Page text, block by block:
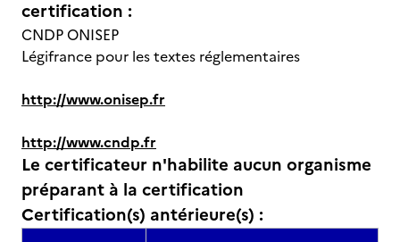
certification :
CNDP ONISEP
Légifrance pour les textes réglementaires
http://www.onisep.fr
http://www.cndp.fr
Le certificateur n'habilite aucun organisme
préparant à la certification
Certification(s) antérieure(s) :